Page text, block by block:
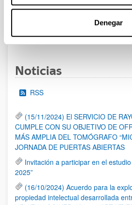
Denegar
al 30/07/2026 (ambos incluídos)
Página
1 Página
2 Página
3 ...
Noticias
RSS
(15/11/2024) El SERVICIO DE
CUMPLE CON SU OBJETIVO DE
MÁS AMPLIA DEL TOMÓGRAFO
JORNADA DE PUERTAS ABIERTAS
Invitación a participar en el
2025”
(16/10/2024) Acuerdo para la
propiedad intelectual desarrollada